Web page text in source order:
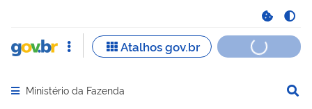
Abrir menu principal de navegação
Ministério da Fazenda